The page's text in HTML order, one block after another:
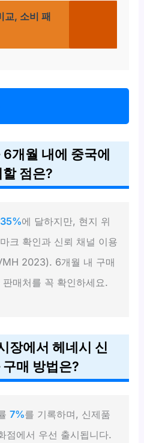
교, 소비 패
개월 내에 중국에
점은?
35%에 달하지만, 현지 위
크 확인과 신뢰 채널 이용
2023). 6개월 내 구매
매처를 꼭 확인하세요.
장에서 헤네시 신
매 방법은?
7%를 기록하며, 신제품
점에서 우선 출시됩니다.